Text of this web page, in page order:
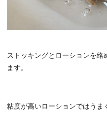
ストッキングとローションを絡
ます。
粘度が高いローションではうま